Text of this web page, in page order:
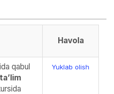
Havola
qabul
Yuklab olish